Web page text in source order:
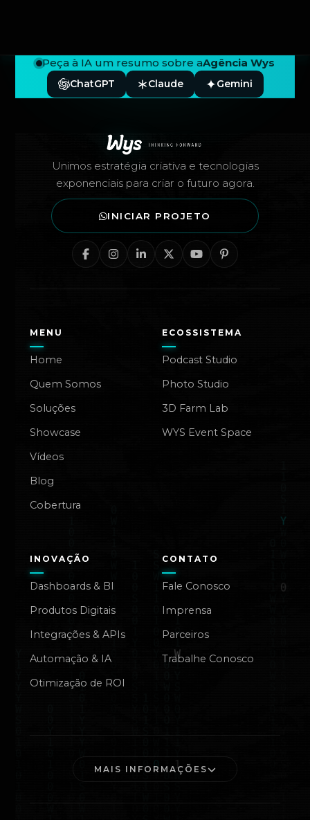
Peça à IA um resumo sobre aAgência Wys
ChatGPT Claude Gemini
Unimos estratégia criativa e tecnologias
exponenciais para criar o futuro agora.
INICIAR PROJETO
MENU
Home
Quem Somos
Soluções
Showcase
Vídeos
Blog
Cobertura
ECOSSISTEMA
Podcast Studio
Photo Studio
3D Farm Lab
WYS Event Space
INOVAÇÃO
Dashboards & BI
Produtos Digitais
Integrações & APIs
Automação & IA
Otimização de ROI
CONTATO
Fale Conosco
Imprensa
Parceiros
Trabalhe Conosco
MAIS INFORMAÇÕES